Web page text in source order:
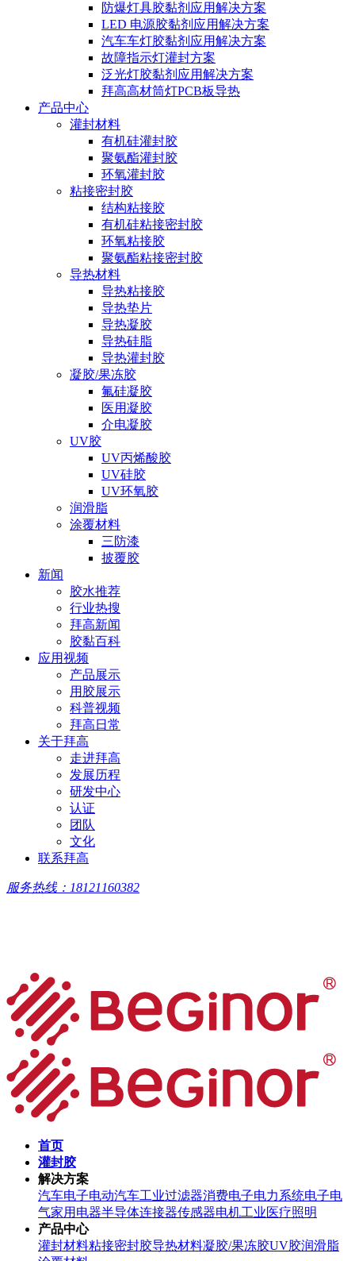
防爆灯具胶黏剂应用解决方案
LED 电源胶黏剂应用解决方案
汽车车灯胶黏剂应用解决方案
故障指示灯灌封方案
泛光灯胶黏剂应用解决方案
拜高高材筒灯PCB板导热
产品中心
灌封材料
有机硅灌封胶
聚氨酯灌封胶
环氧灌封胶
粘接密封胶
结构粘接胶
有机硅粘接密封胶
环氧粘接胶
聚氨酯粘接密封胶
导热材料
导热粘接胶
导热垫片
导热凝胶
导热硅脂
导热灌封胶
凝胶/果冻胶
氟硅凝胶
医用凝胶
介电凝胶
UV胶
UV丙烯酸胶
UV硅胶
UV环氧胶
润滑脂
涂覆材料
三防漆
披覆胶
新闻
胶水推荐
行业热搜
拜高新闻
胶黏百科
应用视频
产品展示
用胶展示
科普视频
拜高日常
关于拜高
走进拜高
发展历程
研发中心
认证
团队
文化
联系拜高
服务热线：18121160382
首页
灌封胶
解决方案
汽车电子电动汽车工业过滤器消费电子电力系统电子电
气家用电器半导体连接器传感器电机工业医疗照明
产品中心
灌封材料粘接密封胶导热材料凝胶/果冻胶UV胶润滑脂